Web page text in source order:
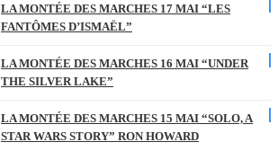
LA MONTÉE DES MARCHES 17 MAI “LES
FANTÔMES D’ISMAËL”
LA MONTÉE DES MARCHES 16 MAI “UNDER
THE SILVER LAKE”
LA MONTÉE DES MARCHES 15 MAI “SOLO, A
STAR WARS STORY” RON HOWARD